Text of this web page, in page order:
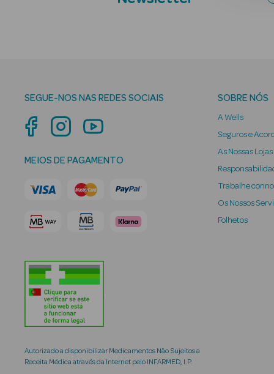
SEGUE-NOS NAS REDES SOCIAIS
MEIOS DE PAGAMENTO
Autorizado a disponibilizar Medicamentos Não Sujeitos a
Receita Médica através da Internet pelo INFARMED, I.P.
SOBRE NÓS
A Wells
Seguros e
As Nossas Lojas
Trabalhe
Os Nossos
Folhetos